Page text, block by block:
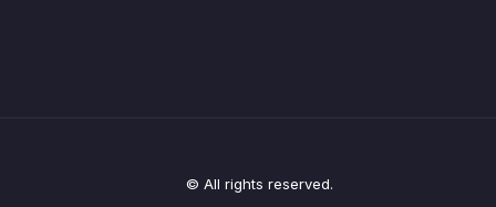
© All rights reserved.